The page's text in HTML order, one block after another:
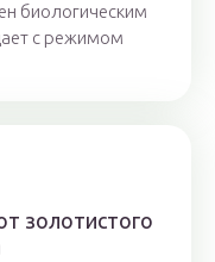
биологическим
с режимом
золотистого